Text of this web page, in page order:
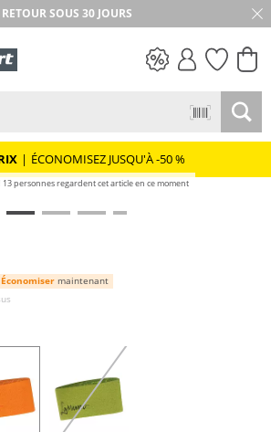
RETOUR SOUS 30 JOURS
| ÉCONOMISEZ JUSQU'À -50 %
13 personnes regardent cet article en ce moment
Économiser maintenant